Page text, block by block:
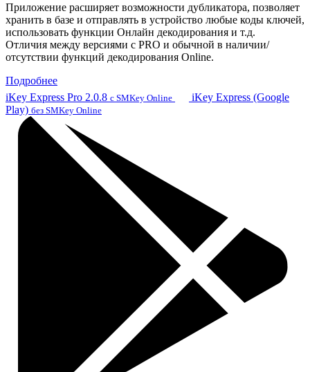
Приложение расширяет возможности дубликатора, позволяет
хранить в базе и отправлять в устройство любые коды ключей,
использовать функции Онлайн декодирования и т.д.
Отличия между версиями с PRO и обычной в наличии/
отсутствии функций декодирования Online.
Подробнее
iKey Express Pro 2.0.8 с SMKey Online
iKey Express (Google
Play) без SMKey Online